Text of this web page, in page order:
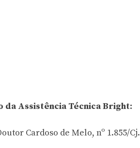
da Assistência Técnica Bright:
Cardoso de Melo, nº 1.855/